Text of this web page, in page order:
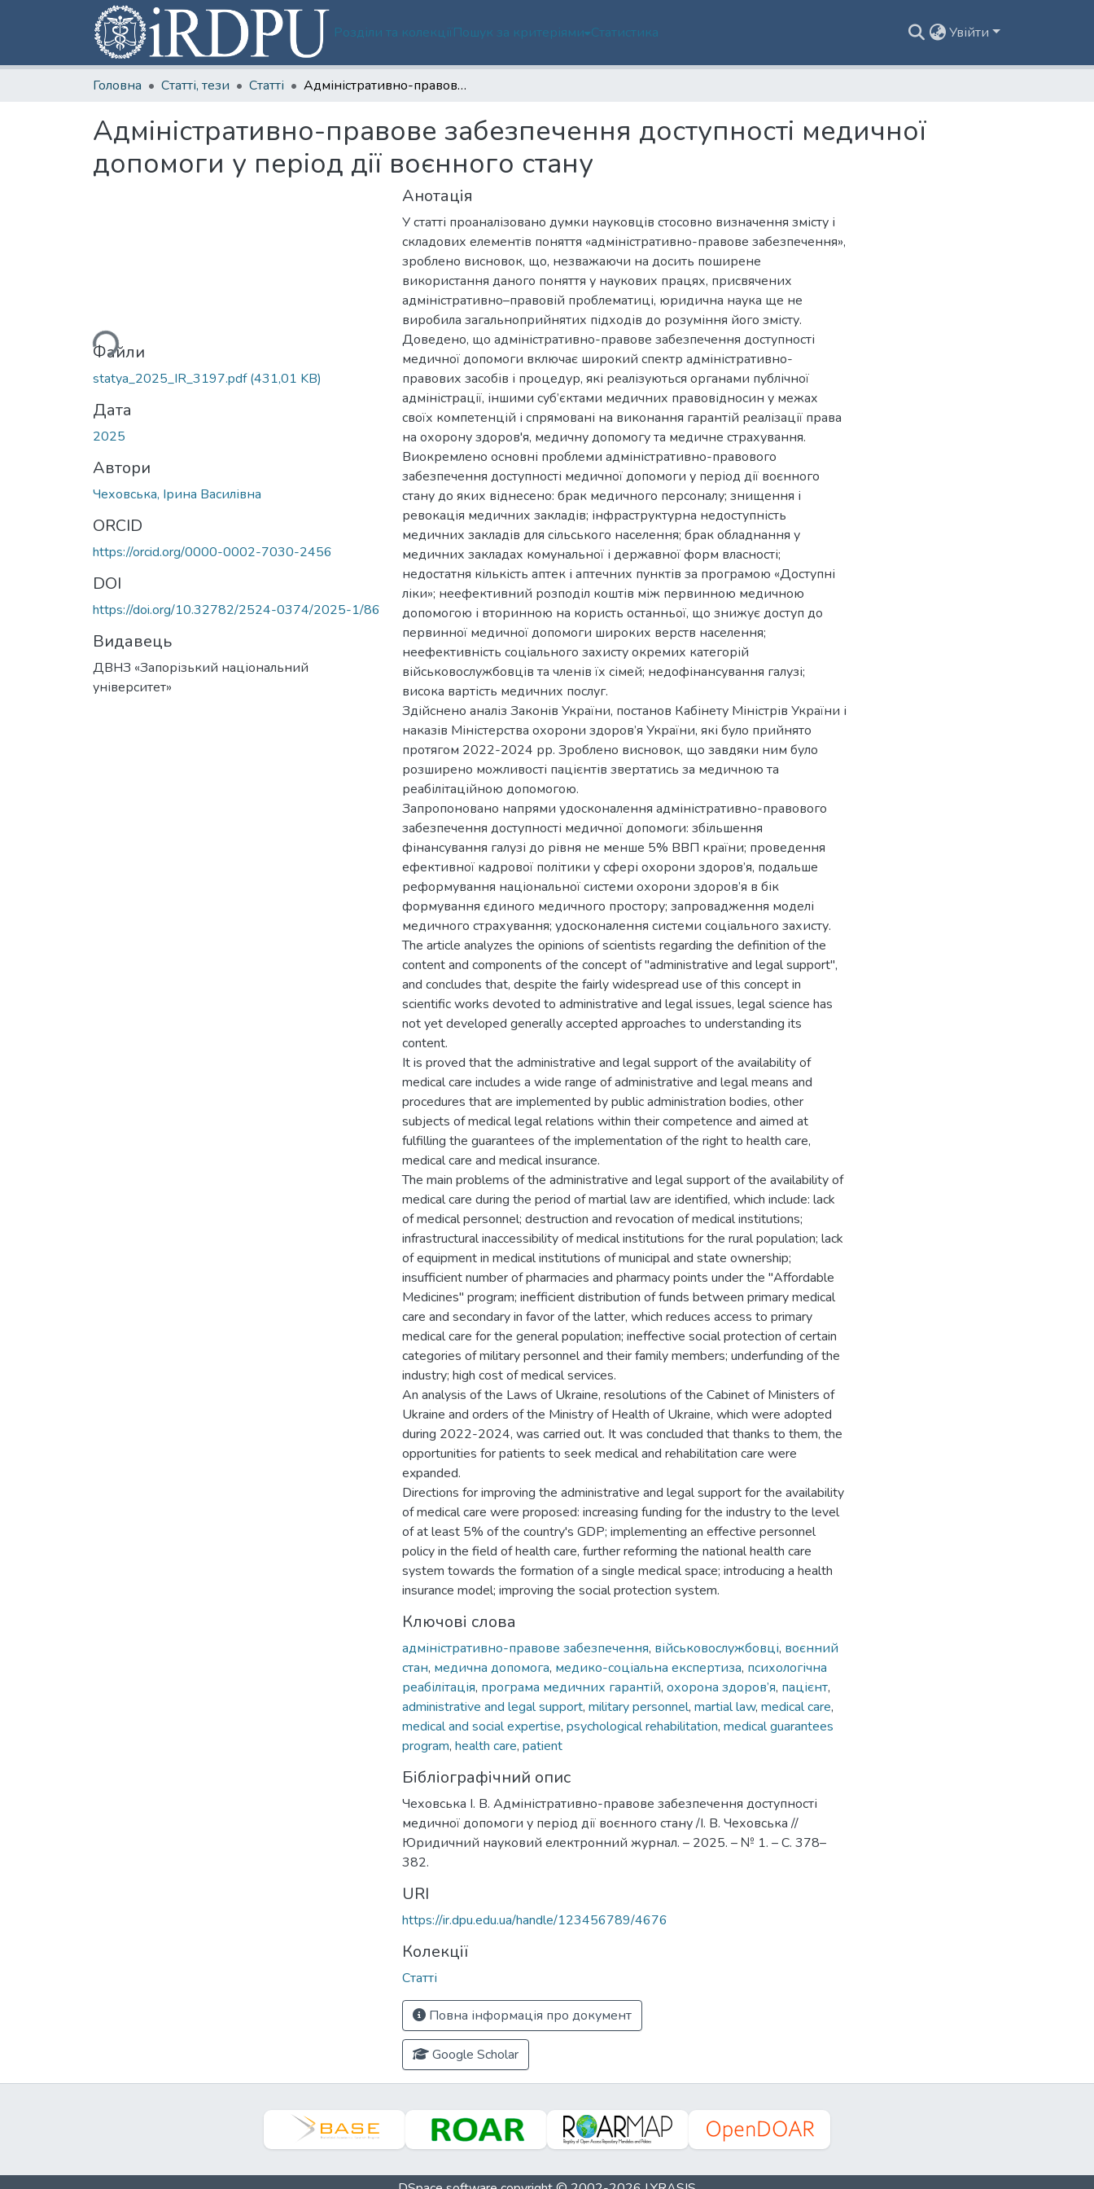
Розділи та колекціїПошук за критеріями Статистика Увійти
Головна Статті, тези Статті Адміністративно-правове забезпечення доступності медичної допомоги у період дії воєнного стану
Адміністративно-правове забезпечення доступності медичної
допомоги у період дії воєнного стану
Вантажиться...
Файли
statya_2025_IR_3197.pdf(431,01 KB)
Дата
2025
Автори
Чеховська, Ірина Василівна
ORCID
https://orcid.org/0000-0002-7030-2456
DOI
https://doi.org/10.32782/2524-0374/2025-1/86
Видавець
ДВНЗ «Запорізький національний
університет»
Анотація
У статті проаналізовано думки науковців стосовно визначення змісту і
складових елементів поняття «адміністративно-правове забезпечення»,
зроблено висновок, що, незважаючи на досить поширене
використання даного поняття у наукових працях, присвячених
адміністративно–правовій проблематиці, юридична наука ще не
виробила загальноприйнятих підходів до розуміння його змісту.
Доведено, що адміністративно-правове забезпечення доступності
медичної допомоги включає широкий спектр адміністративно-
правових засобів і процедур, які реалізуються органами публічної
адміністрації, іншими суб’єктами медичних правовідносин у межах
своїх компетенцій і спрямовані на виконання гарантій реалізації права
на охорону здоров'я, медичну допомогу та медичне страхування.
Виокремлено основні проблеми адміністративно-правового
забезпечення доступності медичної допомоги у період дії воєнного
стану до яких віднесено: брак медичного персоналу; знищення і
ревокація медичних закладів; інфраструктурна недоступність
медичних закладів для сільського населення; брак обладнання у
медичних закладах комунальної і державної форм власності;
недостатня кількість аптек і аптечних пунктів за програмою «Доступні
ліки»; неефективний розподіл коштів між первинною медичною
допомогою і вторинною на користь останньої, що знижує доступ до
первинної медичної допомоги широких верств населення;
неефективність соціального захисту окремих категорій
військовослужбовців та членів їх сімей; недофінансування галузі;
висока вартість медичних послуг.
Здійснено аналіз Законів України, постанов Кабінету Міністрів України і
наказів Міністерства охорони здоров’я України, які було прийнято
протягом 2022-2024 рр. Зроблено висновок, що завдяки ним було
розширено можливості пацієнтів звертатись за медичною та
реабілітаційною допомогою.
Запропоновано напрями удосконалення адміністративно-правового
забезпечення доступності медичної допомоги: збільшення
фінансування галузі до рівня не менше 5% ВВП країни; проведення
ефективної кадрової політики у сфері охорони здоров’я, подальше
реформування національної системи охорони здоров’я в бік
формування єдиного медичного простору; запровадження моделі
медичного страхування; удосконалення системи соціального захисту.
The article analyzes the opinions of scientists regarding the definition of the
content and components of the concept of "administrative and legal support",
and concludes that, despite the fairly widespread use of this concept in
scientific works devoted to administrative and legal issues, legal science has
not yet developed generally accepted approaches to understanding its
content.
It is proved that the administrative and legal support of the availability of
medical care includes a wide range of administrative and legal means and
procedures that are implemented by public administration bodies, other
subjects of medical legal relations within their competence and aimed at
fulfilling the guarantees of the implementation of the right to health care,
medical care and medical insurance.
The main problems of the administrative and legal support of the availability of
medical care during the period of martial law are identified, which include: lack
of medical personnel; destruction and revocation of medical institutions;
infrastructural inaccessibility of medical institutions for the rural population; lack
of equipment in medical institutions of municipal and state ownership;
insufficient number of pharmacies and pharmacy points under the "Affordable
Medicines" program; inefficient distribution of funds between primary medical
care and secondary in favor of the latter, which reduces access to primary
medical care for the general population; ineffective social protection of certain
categories of military personnel and their family members; underfunding of the
industry; high cost of medical services.
An analysis of the Laws of Ukraine, resolutions of the Cabinet of Ministers of
Ukraine and orders of the Ministry of Health of Ukraine, which were adopted
during 2022-2024, was carried out. It was concluded that thanks to them, the
opportunities for patients to seek medical and rehabilitation care were
expanded.
Directions for improving the administrative and legal support for the availability
of medical care were proposed: increasing funding for the industry to the level
of at least 5% of the country's GDP; implementing an effective personnel
policy in the field of health care, further reforming the national health care
system towards the formation of a single medical space; introducing a health
insurance model; improving the social protection system.
Ключові слова
адміністративно-правове забезпечення, військовослужбовці, воєнний
стан, медична допомога, медико-соціальна експертиза, психологічна
реабілітація, програма медичних гарантій, охорона здоров’я, пацієнт,
administrative and legal support, military personnel, martial law, medical care,
medical and social expertise, psychological rehabilitation, medical guarantees
program, health care, patient
Бібліографічний опис
Чеховська І. В. Адміністративно-правове забезпечення доступності
медичної допомоги у період дії воєнного стану /І. В. Чеховська //
Юридичний науковий електронний журнал. – 2025. – № 1. – С. 378–
382.
URI
https://ir.dpu.edu.ua/handle/123456789/4676
Колекції
Статті
Повна інформація про документ
Google Scholar